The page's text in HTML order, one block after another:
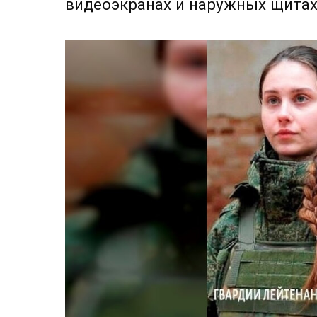
видеоэкранах и наружных